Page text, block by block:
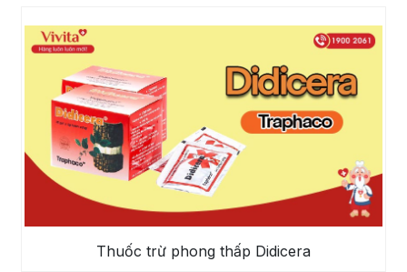
Thuốc trừ phong thấp Didicera